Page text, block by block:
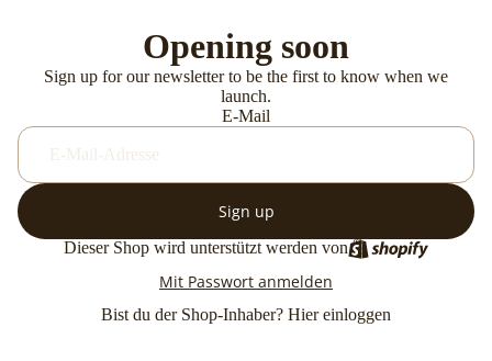
Opening soon
Sign up for our newsletter to be the first to know when we
launch.
E-Mail
Sign up
Dieser Shop wird unterstützt werden von
Mit Passwort anmelden
Bist du der Shop-Inhaber? Hier einloggen